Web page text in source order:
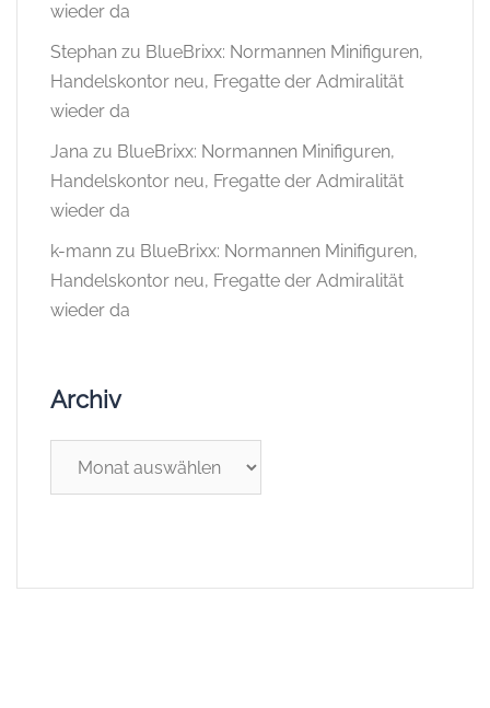
wieder da
Stephan zu BlueBrixx: Normannen Minifiguren,
Handelskontor neu, Fregatte der Admiralität
wieder da
Jana zu BlueBrixx: Normannen Minifiguren,
Handelskontor neu, Fregatte der Admiralität
wieder da
k-mann zu BlueBrixx: Normannen Minifiguren,
Handelskontor neu, Fregatte der Admiralität
wieder da
Archiv